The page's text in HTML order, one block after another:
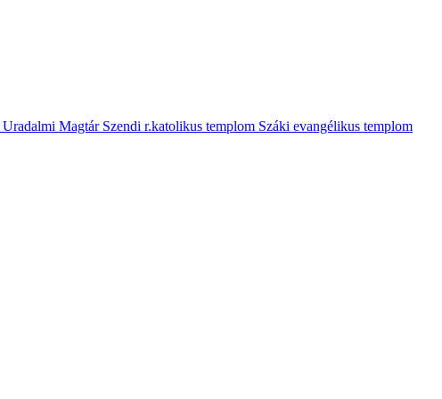
Uradalmi Magtár Szendi r.katolikus templom Száki evangélikus templom